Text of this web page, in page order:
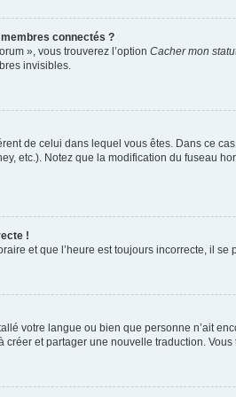
connectés ?
», vous trouverez l’option Cacher mon
invisibles.
de celui dans lequel vous êtes. Dans ce
etc.). Notez que la modification du fuseau
!
et que l’heure est toujours incorrecte, il
votre langue ou bien que personne n’ait
créer et partager une nouvelle traduction.